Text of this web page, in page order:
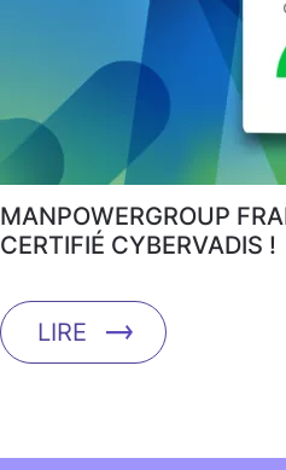
MANPOWERGROUP
CERTIFIÉ CYBERVADIS !
LIRE